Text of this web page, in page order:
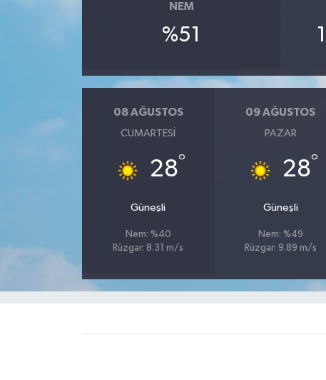
NEM
%51
08 AĞUSTOS
CUMARTESI
28°
Güneşli
Nem: %40
Rüzgar: 8.31 m/s
09 AĞUSTOS
PAZAR
28°
Güneşli
Nem: %49
Rüzgar: 9.89 m/s